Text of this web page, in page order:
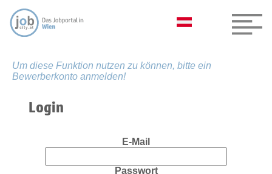
Um diese Funktion nutzen zu können, bitte ein
Bewerberkonto anmelden!
Login
E-Mail
Passwort